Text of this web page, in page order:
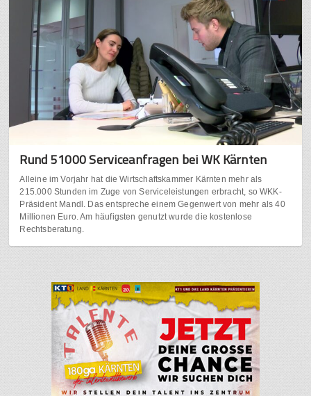
Rund 51000 Serviceanfragen bei WK Kärnten
Alleine im Vorjahr hat die Wirtschaftskammer Kärnten mehr als
215.000 Stunden im Zuge von Serviceleistungen erbracht, so WKK-
Präsident Mandl. Das entspreche einem Gegenwert von mehr als 40
Millionen Euro. Am häufigsten genutzt wurde die kostenlose
Rechtsberatung.